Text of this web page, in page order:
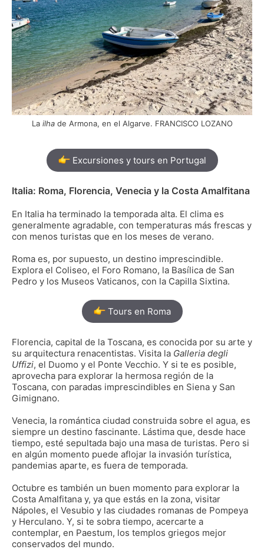
La ilhade Armona, en el Algarve. FRANCISCO LOZANO
Excursiones y tours en Portugal
Italia: Roma, Florencia, Venecia y la Costa Amalfitana
En Italia ha terminado la temporada alta. El clima es
generalmente agradable, con temperaturas más frescas y
con menos turistas que en los meses de verano.
Roma es, por supuesto, un destino imprescindible.
Explora el Coliseo, el Foro Romano, la Basílica de San
Pedro y los Museos Vaticanos, con la Capilla Sixtina.
Tours en Roma
Florencia, capital de la Toscana, es conocida por su arte y
su arquitectura renacentistas. Visita la Galleria degli
Uffizi, el Duomo y el Ponte Vecchio. Y si te es posible,
aprovecha para explorar la hermosa región de la
Toscana, con paradas imprescindibles en Siena y San
Gimignano.
Venecia, la romántica ciudad construida sobre el agua, es
siempre un destino fascinante. Lástima que, desde hace
tiempo, esté sepultada bajo una masa de turistas. Pero si
en algún momento puede aflojar la invasión turística,
pandemias aparte, es fuera de temporada.
Octubre es también un buen momento para explorar la
Costa Amalfitana y, ya que estás en la zona, visitar
Nápoles, el Vesubio y las ciudades romanas de Pompeya
y Herculano. Y, si te sobra tiempo, acercarte a
contemplar, en Paestum, los templos griegos mejor
conservados del mundo.